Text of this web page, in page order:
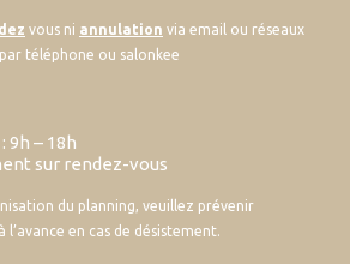
vous ni annulation via email ou réseaux
téléphone ou salonkee
: 9h – 18h
sur rendez-vous
du planning, veuillez prévenir
en cas de désistement.